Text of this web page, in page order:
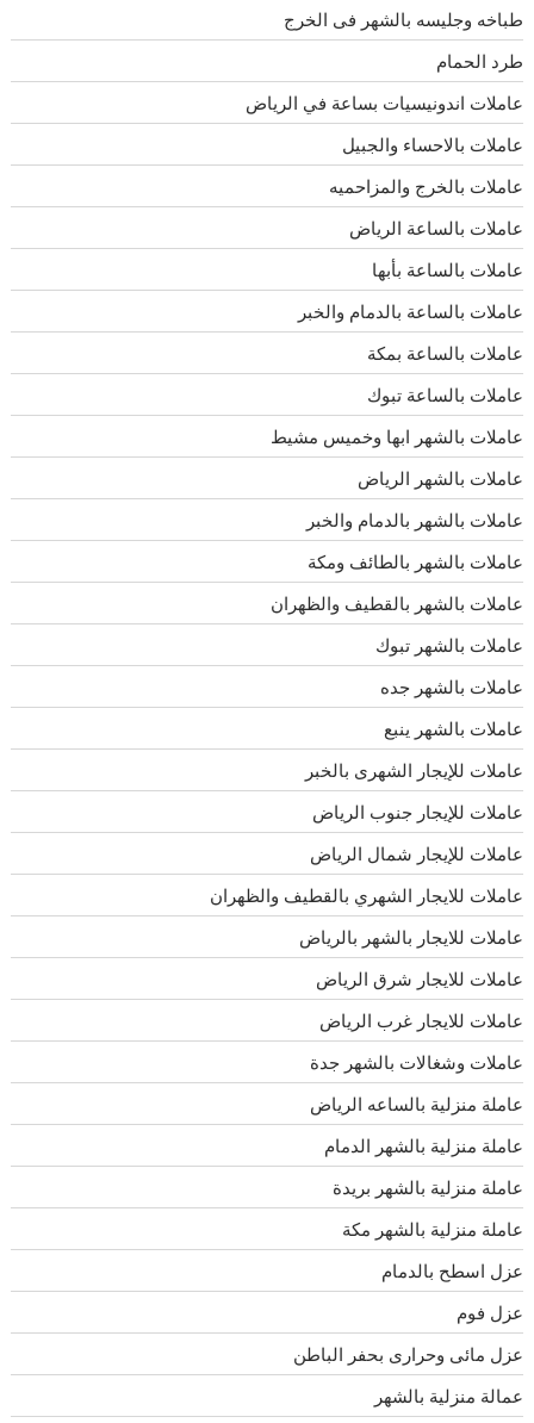
طباخه وجليسه بالشهر فى الخرج
طرد الحمام
عاملات اندونيسيات بساعة في الرياض
عاملات بالاحساء والجبيل
عاملات بالخرج والمزاحميه
عاملات بالساعة الرياض
عاملات بالساعة بأبها
عاملات بالساعة بالدمام والخبر
عاملات بالساعة بمكة
عاملات بالساعة تبوك
عاملات بالشهر ابها وخميس مشيط
عاملات بالشهر الرياض
عاملات بالشهر بالدمام والخبر
عاملات بالشهر بالطائف ومكة
عاملات بالشهر بالقطيف والظهران
عاملات بالشهر تبوك
عاملات بالشهر جده
عاملات بالشهر ينبع
عاملات للإيجار الشهرى بالخبر
عاملات للإيجار جنوب الرياض
عاملات للإيجار شمال الرياض
عاملات للايجار الشهري بالقطيف والظهران
عاملات للايجار بالشهر بالرياض
عاملات للايجار شرق الرياض
عاملات للايجار غرب الرياض
عاملات وشغالات بالشهر جدة
عاملة منزلية بالساعه الرياض
عاملة منزلية بالشهر الدمام
عاملة منزلية بالشهر بريدة
عاملة منزلية بالشهر مكة
عزل اسطح بالدمام
عزل فوم
عزل مائى وحرارى بحفر الباطن
عمالة منزلية بالشهر